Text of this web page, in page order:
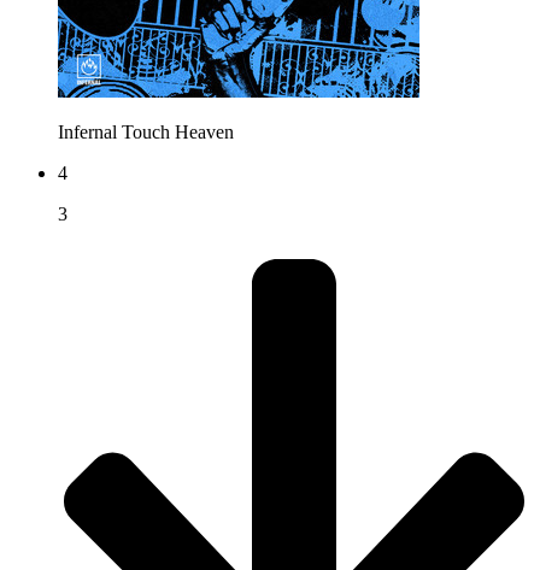
Infernal Touch Heaven
4
3